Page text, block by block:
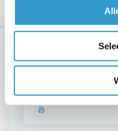
ZORGELOZE